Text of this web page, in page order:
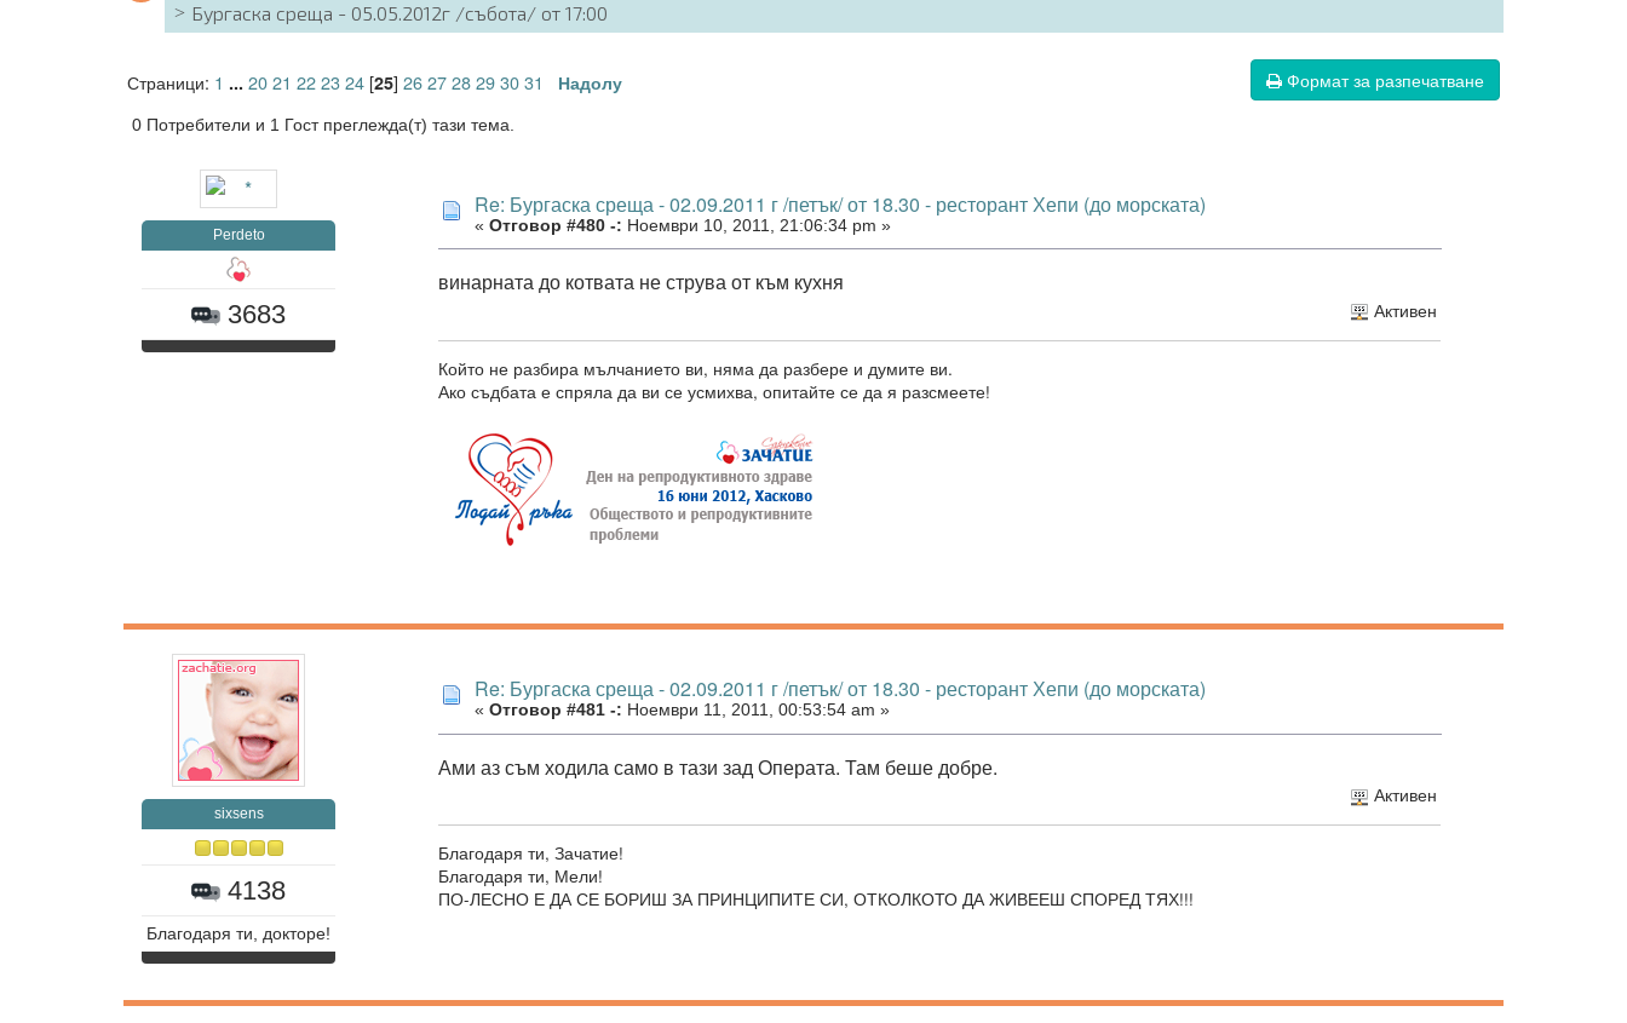
Бургаска среща - 05.05.2012г /събота/ от 17:00
Формат за разпечатване
Страници: 1 ... 2021 222324[25] 262728293031 Надолу
0 Потребители и 1 Гост преглежда(т) тази тема.
Perdeto
3683
Re: Бургаска среща - 02.09.2011 г /петък/ от 18.30 - ресторант Хепи (до морската)
« Отговор #480 -: Ноември 10, 2011, 21:06:34 pm »
винарната до котвата не струва от към кухня
Активен
Който не разбира мълчанието ви, няма да разбере и думите ви.
Ако съдбата е спряла да ви се усмихва, опитайте се да я разсмеете!
sixsens
4138
Благодаря ти, докторе!
Re: Бургаска среща - 02.09.2011 г /петък/ от 18.30 - ресторант Хепи (до морската)
« Отговор #481 -: Ноември 11, 2011, 00:53:54 am »
Ами аз съм ходила само в тази зад Операта. Там беше добре.
Активен
Благодаря ти, Зачатие!
Благодаря ти, Мели!
ПО-ЛЕСНО Е ДА СЕ БОРИШ ЗА ПРИНЦИПИТЕ СИ, ОТКОЛКОТО ДА ЖИВЕЕШ СПОРЕД ТЯХ!!!